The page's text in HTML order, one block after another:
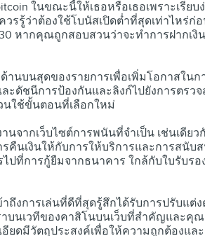
ในขณะนี้ให้เธอหรือเธอเพราะเรียบง่
รู้ว่าต้องใช้โบนัสเปิดต่ำที่สุดเท่าไหร่ก่
หากคุณถูกสอบสวนว่าจะทำการฝากเงิ
นบนสุดของรายการเพื่อเพิ่มโอกาสใน
ชนีการป้องกันและลิงก์ไปยังการตรวจ
นใช้ขั้นตอนที่เลือกใหม่
จากเว็บไซต์การพนันที่จำเป็น เช่นเดี
นเงินให้กับการให้บริการและการสนับ
การกู้ยืมจากธนาคาร ใกล้กับใบรับรอ
ถึงการเล่นที่ดีที่สุดรู้สึกได้รับการปรับแต่
บนเวทีของคาสิโนบนเว็บที่สำคัญและคุ
ยดมีวัตถุประสงค์เพื่อให้ความถูกต้องแ